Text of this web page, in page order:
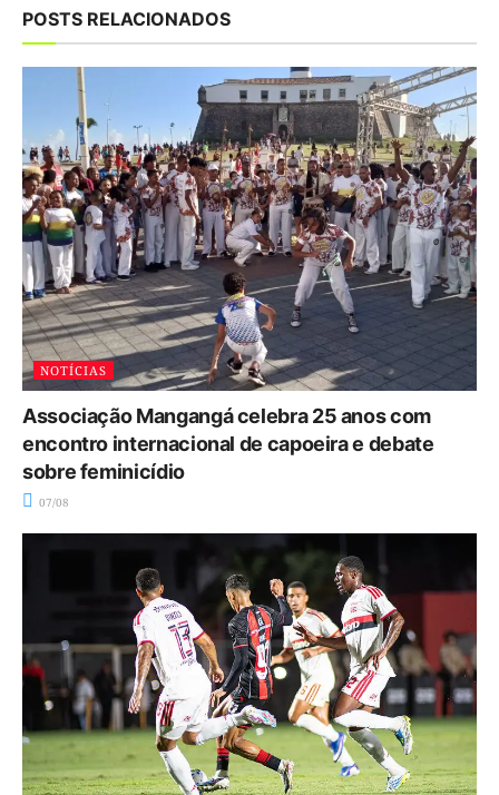
POSTS RELACIONADOS
NOTÍCIAS
Associação Mangangá celebra 25 anos com
encontro internacional de capoeira e debate
sobre feminicídio
07/08